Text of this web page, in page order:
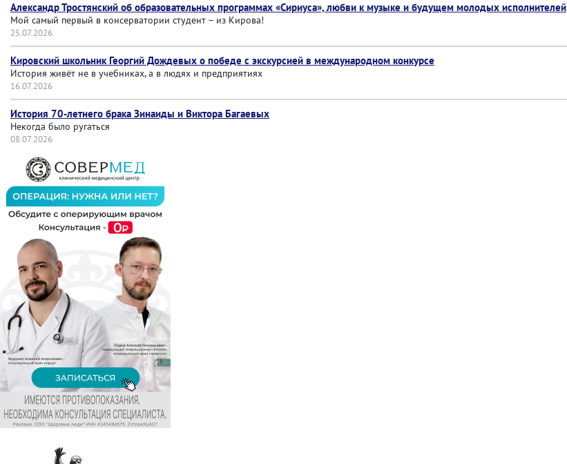
Александр Тростянский об образовательных программах «Сириуса», любви к музыке и будущем молодых исполнителей
Мой самый первый в консерватории студент – из Кирова!
25.07.2026
Кировский школьник Георгий Дождевых о победе с экскурсией в международном конкурсе
История живёт не в учебниках, а в людях и предприятиях
16.07.2026
История 70-летнего брака Зинаиды и Виктора Багаевых
Некогда было ругаться
08.07.2026